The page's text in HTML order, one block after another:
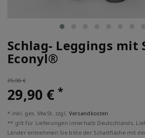
Schlag- Leggings mit
Econyl®
79,90 €
29,90 €*
* inkl. ges. MwSt. zzgl. Versandkosten
** gilt für Lieferungen innerhalb Deutschlands,
Länder entnehmen Sie bitte der Schaltfläche mit